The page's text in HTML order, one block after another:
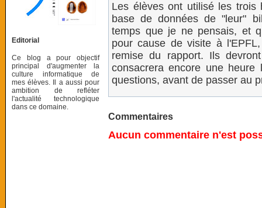
Editorial
Ce blog a pour objectif
principal d'augmenter la
culture informatique de
mes élèves. Il a aussi pour
ambition de refléter
l'actualité technologique
dans ce domaine.
Les élèves ont utilisé les trois
base de données de "leur"
temps que je ne pensais, et
pour cause de visite à
remise du rapport. Ils
consacrera encore une heure
questions, avant de passer au
Commentaires
Aucun commentaire n'est